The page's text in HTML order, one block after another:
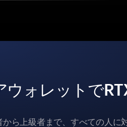
ウォレットで
ら上級者まで、すべての人に